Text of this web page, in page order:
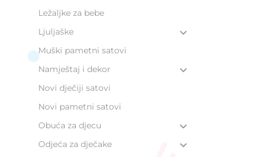
Ležaljke za bebe
Ljuljaške
Muški pametni satovi
Namještaj i dekor
Novi dječiji satovi
Novi pametni satovi
Obuća za djecu
Odjeća za dječake